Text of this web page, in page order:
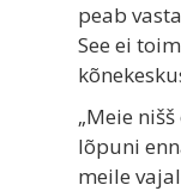
peab
See ei
„Meie
lõpuni
meile